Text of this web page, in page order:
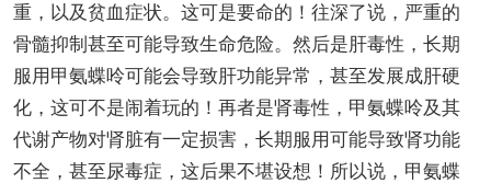
重，以及贫血症状。这可是要命的！往深了说，严重的
骨髓抑制甚至可能导致生命危险。然后是肝毒性，长期
服用甲氨蝶呤可能会导致肝功能异常，甚至发展成肝硬
化，这可不是闹着玩的！再者是肾毒性，甲氨蝶呤及其
代谢产物对肾脏有一定损害，长期服用可能导致肾功能
不全，甚至尿毒症，这后果不堪设想！所以说，甲氨蝶